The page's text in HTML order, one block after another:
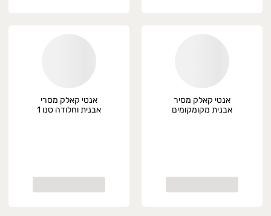
אנטי קאלק מסיר
אבנית מקומקומים
אנטי קאלק מסרי
אבנית וחלודה סנו 1